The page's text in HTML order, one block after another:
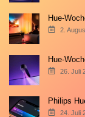
Hue-
2.
Hue-
26. Juli
Philips
24. Juli